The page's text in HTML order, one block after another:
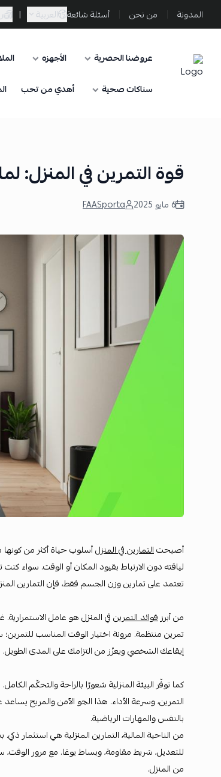
المدونة من نحن أسئلة شائعة العربية |
Sporta
عروضنا الحصرية الأجهزه
سناكات صحية
أهدي من تحب
قوة التمرين في المنزل:
6 مايو 2025 FAASporta
أصبحتالتمارين في المنزلأسلوب حياة أكثر من
لياقته دون الارتباط بقيود المكان أو الوقت. سواء
تعتمد على تمارين وزن الجسم فقط، فإن التمارين
من أبرزفوائد التمرينفي المنزل هو عامل الاستمرارية.
تمرين منتظمة. مرونة اختيار الوقت المناسب
إيقاعك الشخصي ويعزّز من التزامك على المدى
كما توفّر البيئة المنزلية شعورًا بالراحة والتحكّم
التمرين، وسرعة الأداء. هذا الجو الآمن والمريح
بالنفس والمهارات الرياضية.
من الناحية المالية، التمارين المنزلية هي
للتعديل، شريط مقاومة، وبساط يوغا. مع مرور
من المنزل.